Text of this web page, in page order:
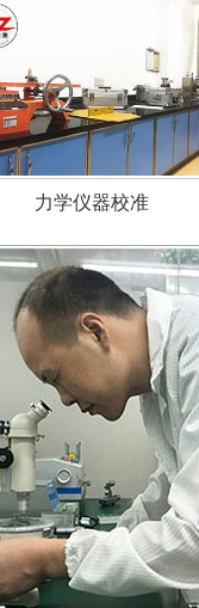
力学仪器校准